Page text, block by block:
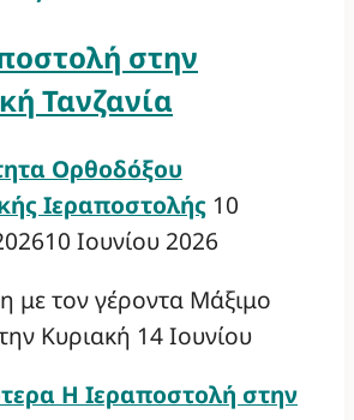
στην
Τανζανία
Ορθοδόξου
Ιεραποστολής 10
10 Ιουνίου 2026
με τον γέροντα Μάξιμο
Κυριακή 14 Ιουνίου
Η Ιεραποστολή στην